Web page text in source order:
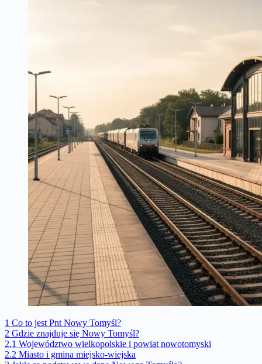
1 Co to jest Pnt Nowy Tomyśl?
2 Gdzie znajduje się Nowy Tomyśl?
2.1 Województwo wielkopolskie i powiat nowotomyski
2.2 Miasto i gmina miejsko-wiejska